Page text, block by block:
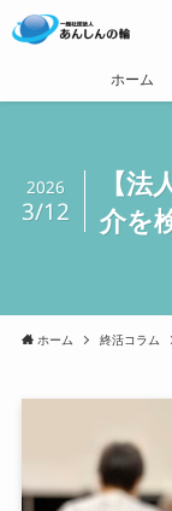
ホーム
【
介を
2026
3/12
ホーム 終活コラム